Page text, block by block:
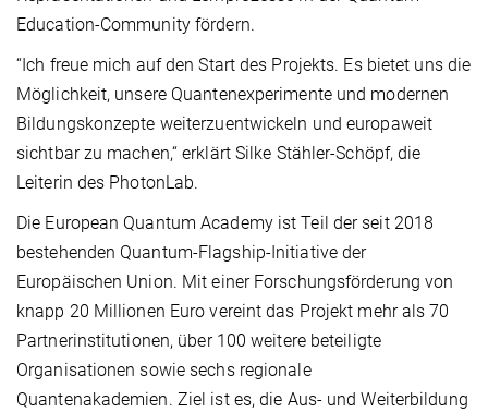
Education-Community fördern.
“Ich freue mich auf den Start des Projekts. Es bietet uns die
Möglichkeit, unsere Quantenexperimente und modernen
Bildungskonzepte weiterzuentwickeln und europaweit
sichtbar zu machen,“ erklärt Silke Stähler-Schöpf, die
Leiterin des PhotonLab.
Die European Quantum Academy ist Teil der seit 2018
bestehenden Quantum-Flagship-Initiative der
Europäischen Union. Mit einer Forschungsförderung von
knapp 20 Millionen Euro vereint das Projekt mehr als 70
Partnerinstitutionen, über 100 weitere beteiligte
Organisationen sowie sechs regionale
Quantenakademien. Ziel ist es, die Aus- und Weiterbildung